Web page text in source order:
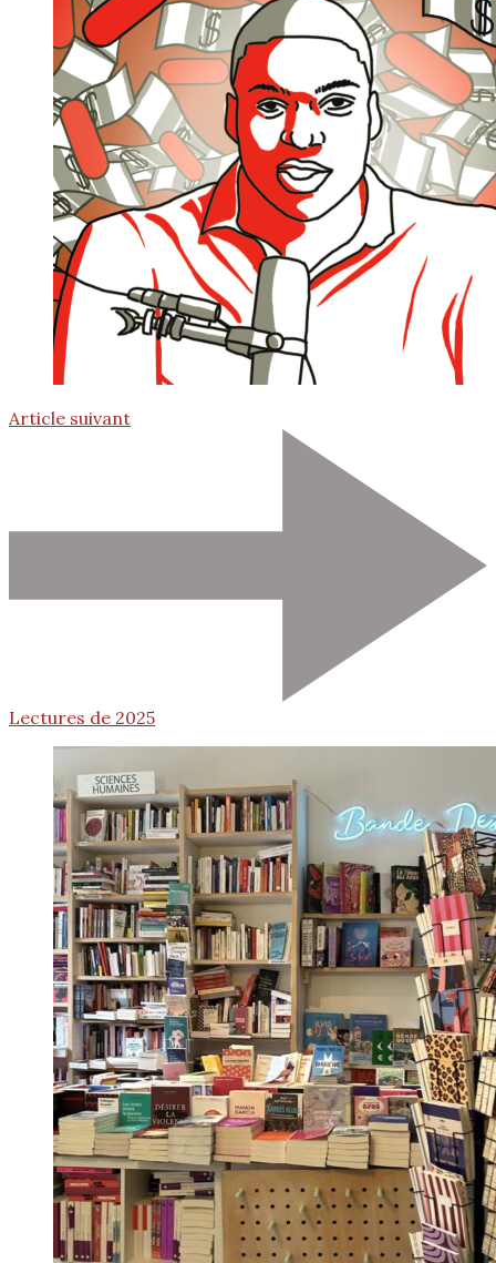
Article suivant
Lectures de 2025